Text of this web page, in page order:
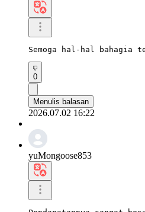
Semoga hal-hal bahagia
0
Menulis balasan
2026.07.02 16:22
yuMongoose853